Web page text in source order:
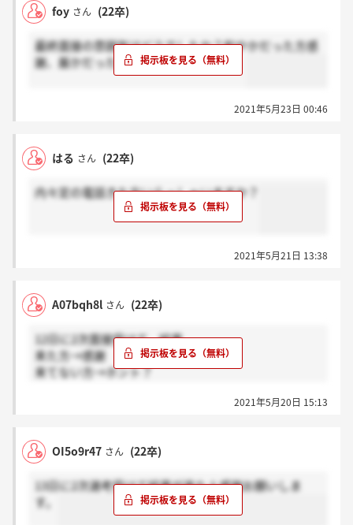
foy さん (22卒)
最終面接の雰囲気はどうでしたか？和やかだった方感
謝、厳かだった方ホントお願いします。
2021年5月23日 00:46
はる さん (22卒)
内々定の電話きた方いらっしゃいますか？
2021年5月21日 13:38
A07bqh8l さん (22卒)
12日に2次面接受けて、結果
来た方→感謝
来てない方→ホント？
2021年5月20日 15:13
OI5o9r47 さん (22卒)
13日に2次選考受けて結果が来た人感謝お願いしま
す。